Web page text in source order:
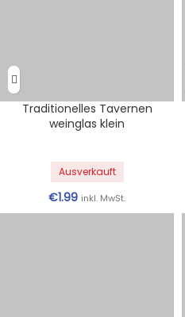
Traditionelles Tavernen
weinglas klein
Ausverkauft
€1.99 inkl. MwSt.